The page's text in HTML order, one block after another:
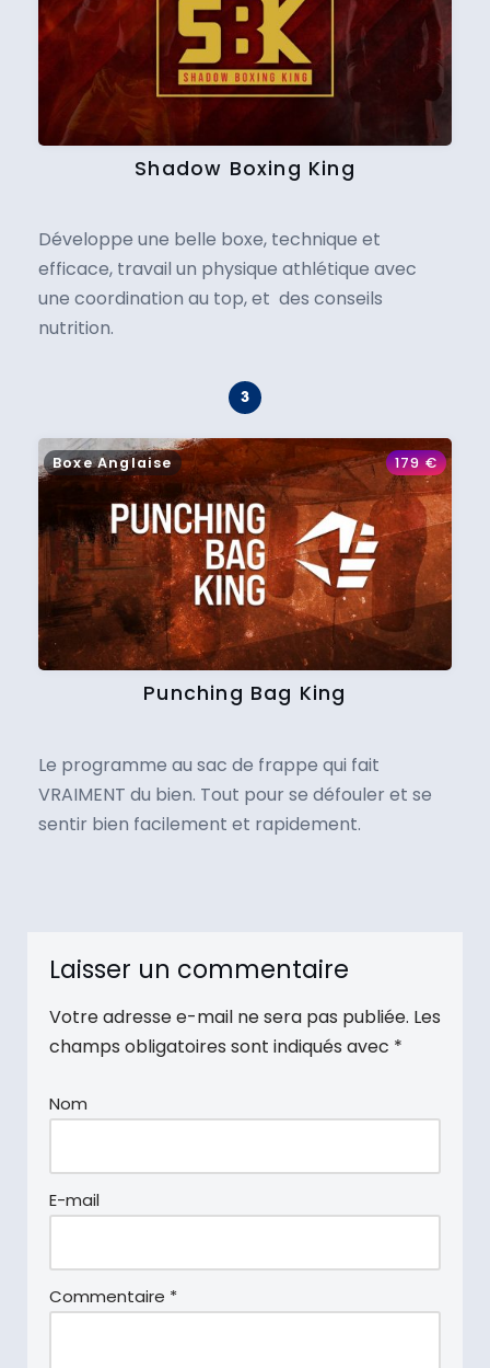
Shadow Boxing King
Développe une belle boxe, technique et
efficace, travail un physique athlétique avec
une coordination au top, et des conseils
nutrition.
Boxe Anglaise 179€
Punching Bag King
Le programme au sac de frappe qui fait
VRAIMENT du bien. Tout pour se défouler et se
sentir bien facilement et rapidement.
Laisser un commentaire
Votre adresse e-mail ne sera pas publiée. Les
champs obligatoires sont indiqués avec *
Nom
E-mail
Commentaire *